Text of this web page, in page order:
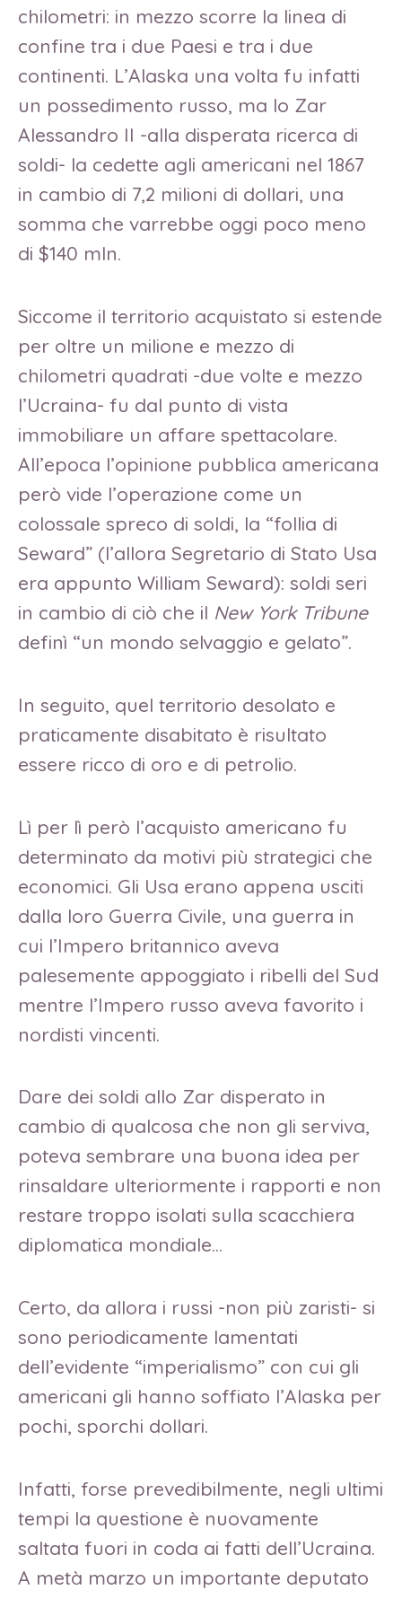
chilometri: in mezzo scorre la linea di
confine tra i due Paesi e tra i due
continenti. L’Alaska una volta fu infatti
un possedimento russo, ma lo Zar
Alessandro II -alla disperata ricerca di
soldi- la cedette agli americani nel 1867
in cambio di 7,2 milioni di dollari, una
somma che varrebbe oggi poco meno
di $140 mln.
Siccome il territorio acquistato si estende
per oltre un milione e mezzo di
chilometri quadrati -due volte e mezzo
l’Ucraina- fu dal punto di vista
immobiliare un affare spettacolare.
All’epoca l’opinione pubblica americana
però vide l’operazione come un
colossale spreco di soldi, la “follia di
Seward” (l’allora Segretario di Stato Usa
era appunto William Seward): soldi seri
in cambio di ciò che il New York Tribune
definì “un mondo selvaggio e gelato”.
In seguito, quel territorio desolato e
praticamente disabitato è risultato
essere ricco di oro e di petrolio.
Lì per lì però l’acquisto americano fu
determinato da motivi più strategici che
economici. Gli Usa erano appena usciti
dalla loro Guerra Civile, una guerra in
cui l’Impero britannico aveva
palesemente appoggiato i ribelli del Sud
mentre l’Impero russo aveva favorito i
nordisti vincenti.
Dare dei soldi allo Zar disperato in
cambio di qualcosa che non gli serviva,
poteva sembrare una buona idea per
rinsaldare ulteriormente i rapporti e non
restare troppo isolati sulla scacchiera
diplomatica mondiale…
Certo, da allora i russi -non più zaristi- si
sono periodicamente lamentati
dell’evidente “imperialismo” con cui gli
americani gli hanno soffiato l’Alaska per
pochi, sporchi dollari.
Infatti, forse prevedibilmente, negli ultimi
tempi la questione è nuovamente
saltata fuori in coda ai fatti dell’Ucraina.
A metà marzo un importante deputato